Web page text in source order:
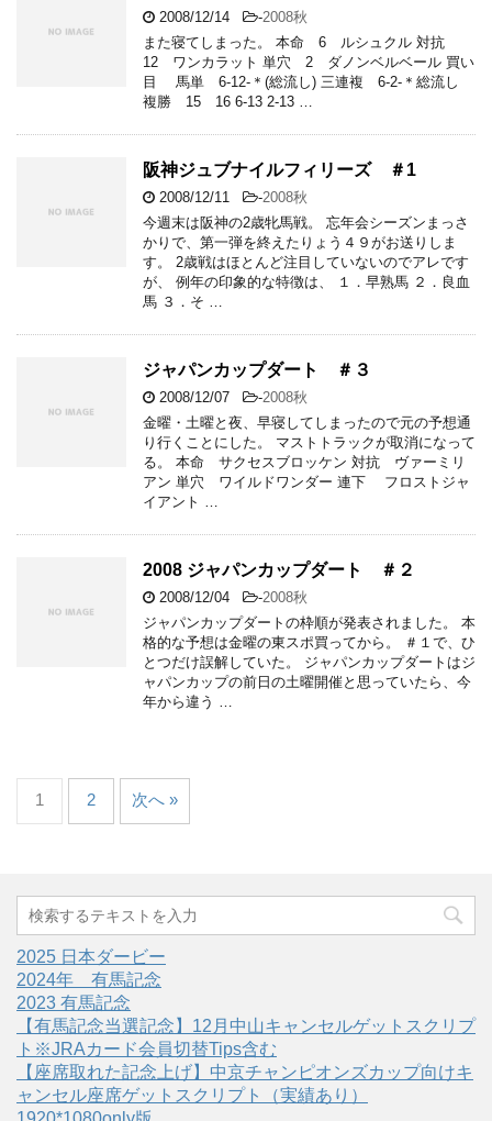
2008/12/14 -2008秋
また寝てしまった。 本命 6 ルシュクル 対抗
12 ワンカラット 単穴 2 ダノンベルベール 買い
目 馬単 6-12-＊(総流し) 三連複 6-2-＊総流し
複勝 15 16 6-13 2-13 …
阪神ジュブナイルフィリーズ ＃1
2008/12/11 -2008秋
今週末は阪神の2歳牝馬戦。 忘年会シーズンまっさ
かりで、第一弾を終えたりょう４９がお送りしま
す。 2歳戦はほとんど注目していないのでアレです
が、 例年の印象的な特徴は、 １．早熟馬 ２．良血
馬 ３．そ …
ジャパンカップダート ＃３
2008/12/07 -2008秋
金曜・土曜と夜、早寝してしまったので元の予想通
り行くことにした。 マストトラックが取消になって
る。 本命 サクセスブロッケン 対抗 ヴァーミリ
アン 単穴 ワイルドワンダー 連下 フロストジャ
イアント …
2008 ジャパンカップダート ＃２
2008/12/04 -2008秋
ジャパンカップダートの枠順が発表されました。 本
格的な予想は金曜の東スポ買ってから。 ＃１で、ひ
とつだけ誤解していた。 ジャパンカップダートはジ
ャパンカップの前日の土曜開催と思っていたら、今
年から違う …
1 2 次へ »
2025 日本ダービー
2024年 有馬記念
2023 有馬記念
【有馬記念当選記念】12月中山キャンセルゲットスクリプ
ト※JRAカード会員切替Tips含む
【座席取れた記念上げ】中京チャンピオンズカップ向けキ
ャンセル座席ゲットスクリプト（実績あり）